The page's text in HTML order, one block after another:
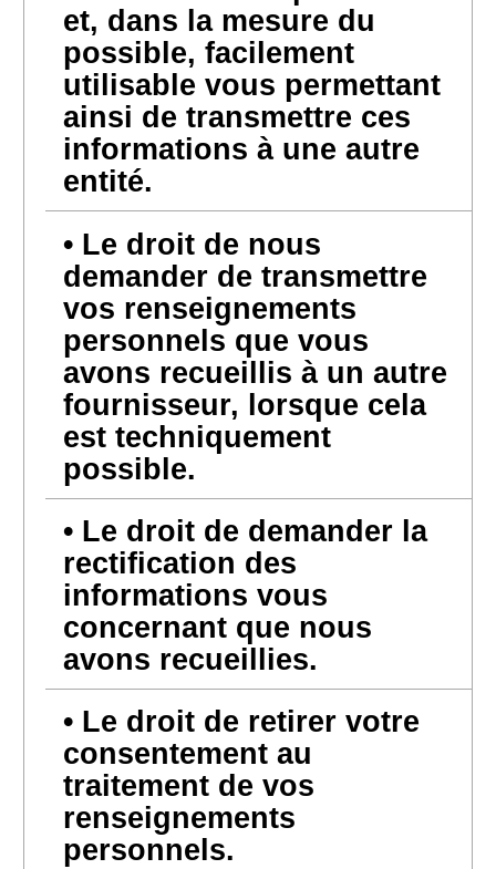
et, dans la mesure du
possible, facilement
utilisable vous permettant
ainsi de transmettre ces
informations à une autre
entité.
Le droit de nous
demander de transmettre
vos renseignements
personnels que vous
avons recueillis à un autre
fournisseur, lorsque cela
est techniquement
possible.
Le droit de demander la
rectification des
informations vous
concernant que nous
avons recueillies.
Le droit de retirer votre
consentement au
traitement de vos
renseignements
personnels.